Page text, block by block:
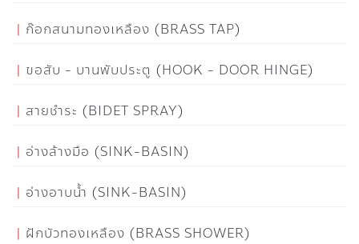
ก๊อกสนามทองเหลือง (BRASS TAP)
ขอสับ - บานพับประตู (HOOK - DOOR HINGE)
สายชำระ (BIDET SPRAY)
อ่างล้างมือ (SINK-BASIN)
อ่างอาบน้ำ (SINK-BASIN)
ฝักบัวทองเหลือง (BRASS SHOWER)